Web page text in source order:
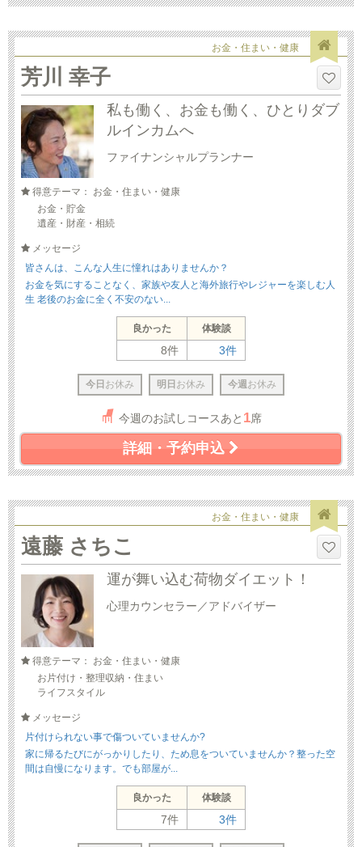
お金・住まい・健康
芳川 幸子
私も働く、お金も働く、ひとりダブ
ルインカムへ
ファイナンシャルプランナー
得意テーマ： お金・住まい・健康
お金・貯金
遺産・財産・相続
メッセージ
皆さんは、こんな人生に憧れはありませんか？
お金を気にすることなく、家族や友人と海外旅行やレジャーを楽しむ人
生 老後のお金に全く不安のない...
良かった 体験談
8件 3件
今日 お休み 明日 お休み 今週 お休み
今週のお試しコースあと 1席
詳細・予約申込
お金・住まい・健康
遠藤 さちこ
運が舞い込む荷物ダイエット！
心理カウンセラー／アドバイザー
得意テーマ： お金・住まい・健康
お片付け・整理収納・住まい
ライフスタイル
メッセージ
片付けられない事で傷ついていませんか?
家に帰るたびにがっかりしたり、ため息をついていませんか？整った空
間は自慢になります。でも部屋が...
良かった 体験談
7件 3件